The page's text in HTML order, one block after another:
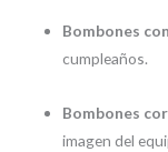
Bombones
cumpleaños.
Bombones
imagen del